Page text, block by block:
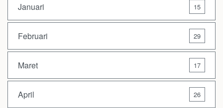
Januari 15
Februari 29
Maret 17
April 26